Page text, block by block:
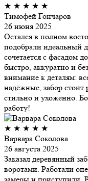
★ ★ ★ ★ ★
Тимофей Гончаров
26 июня 2025
Остался в полном
подобрали идеальный
сочетается с фасадом
быстро, аккуратно и
внимание к деталям:
надёжные, забор стоит
стильно и ухоженно.
работу!
★ ★ ★ ★ ★
Варвара Соколова
26 августа 2025
Заказал деревянный
воротами. Работали
замеры и приступили.